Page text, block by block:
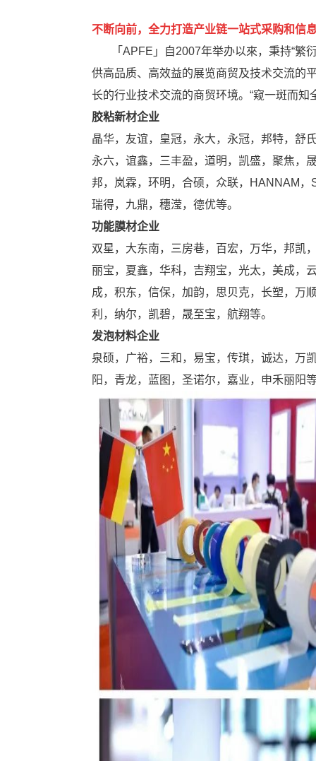
不断向前，全力打造产业链一站式采购和信
「APFE」自2007年举办以來，秉持“
供高品质、高效益的展览商贸及技术交流的
长的行业技术交流的商贸环境。“窥一斑而知
胶粘新材企业
晶华，友谊，皇冠，永大，永冠，邦特，舒
永六，谊鑫，三丰盈，道明，凯盛，聚焦，
邦，岚霖，环明，合硕，众联，HANNAM
瑞得，九鼎，穗滢，德优等。
功能膜材企业
双星，大东南，三房巷，百宏，万华，邦凯
丽宝，夏鑫，华科，吉翔宝，光太，美成，
成，积东，信保，加韵，思贝克，长塑，万
利，纳尔，凯碧，晟至宝，航翔等。
发泡材料企业
泉硕，广裕，三和，易宝，传琪，诚达，万
阳，青龙，蓝图，圣诺尔，嘉业，申禾丽阳